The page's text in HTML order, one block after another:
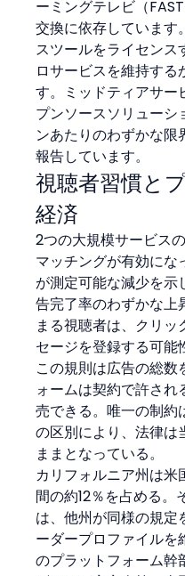
ーミングテレビ（
交換に依存しています
スツールをライセンス
ロサービスを維持する
す。ミッドティアサー
プンソースソリューシ
ンあたりのわずかな限
報告しています。
視聴者習慣と
経済
2つの大規模サービス
マッチングが有効にな
が測定可能な減少を示
告完了率のわずかな上
まる視聴者は、クリ
セージを登録する可能
この規則は広告の総数
ォームは契約で許さ
売できる。唯一の制約
の区別により、法律は
ままとなっている。
カリフォルニア州は
間の約12％を占める。
は、他州が同様の規定
ーダープロファイル
のプラットフォーム幹